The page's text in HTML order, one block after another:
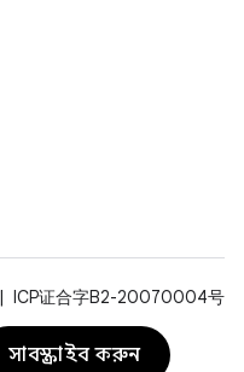
ICP证合字B2-20070004号
সাবস্ক্রাইব করুন